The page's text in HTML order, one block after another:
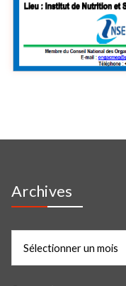
Archives